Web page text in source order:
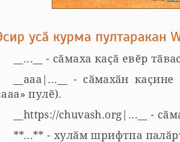
усӑ курма пултаракан
__...__ - сӑмаха каҫӑ евӗр
__aaa|...__ - сӑмахӑн
пулӗ).
__https://chuvash.org|...__ -
**...** - хулӑм шрифтпа